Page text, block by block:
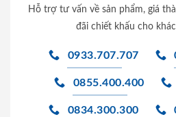
Hỗ trợ tư vấn về sản phẩm, giá
đãi chiết khấu cho
0933.707.707
0855.400.400
0834.300.300